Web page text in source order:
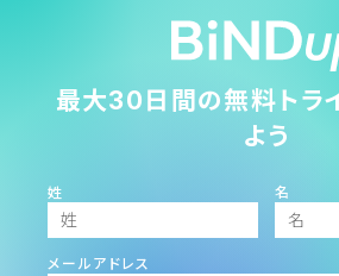
最大30日間の無料トラ
よう
姓 名
メールアドレス